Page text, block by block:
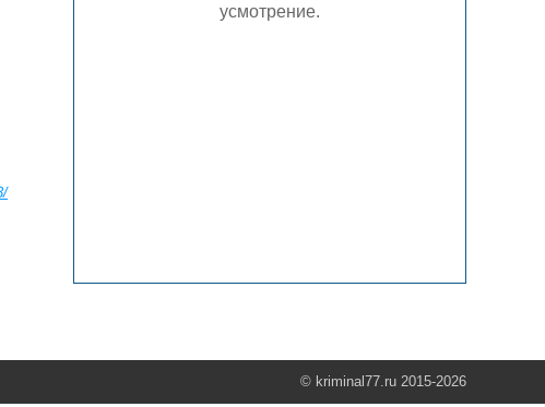
усмотрение.
© kriminal77.ru 2015-2026